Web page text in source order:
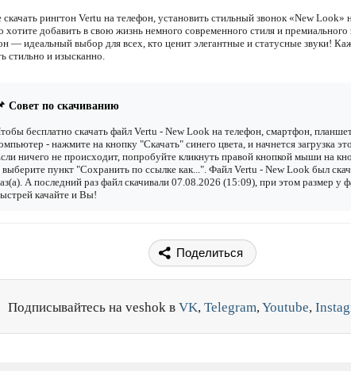
рингтон Vertu на телефон, установить стильный звонок «New Look»
хотите добавить в свою жизнь немного современного стиля и премиального
— идеальный выбор для всех, кто ценит элегантные и статусные звуки!
стильно и изысканно.
Совет по скачиванию
бесплатно скачать файл Vertu - New Look на телефон, смартфон,
- нажмите на кнопку "Скачать" синего цвета, и начнется загрузка
ничего не происходит, попробуйте кликнуть правой кнопкой мыши на
выберите пункт "Сохранить по ссылке как...". Файл Vertu - New Look был
А последний раз файл скачивали 07.08.2026 (15:09), при этом размер у
качайте и Вы!
Поделиться
Подписывайтесь на veshok в VK, Telegram,Youtube,